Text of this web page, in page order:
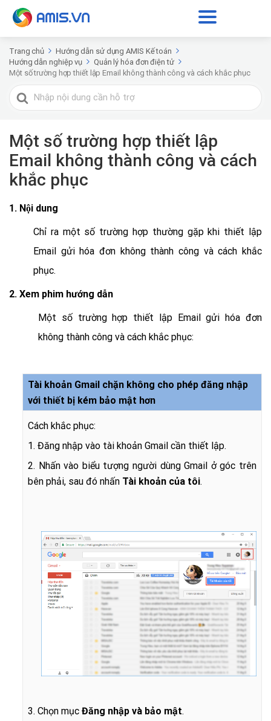
Trang chủ
Hướng dẫn sử dụng AMIS Kế toán
Hướng dẫn nghiệp vụ
Quản lý hóa đơn điện tử
Một số trường hợp thiết lập Email không thành công và cách khắc phục
Tìm
kiếm
Một số trường hợp thiết lập
Email không thành công và cách
khắc phục
1. Nội dung
Chỉ ra một số trường hợp thường gặp khi thiết lập
Email gửi hóa đơn không thành công và cách khắc
phục.
2. Xem phim hướng dẫn
Một số trường hợp thiết lập Email gửi hóa đơn
không thành công và cách khắc phục:
Tài khoản Gmail chặn không cho phép đăng nhập
với thiết bị kém bảo mật hơn
Cách khắc phục:
1. Đăng nhập vào tài khoản Gmail cần thiết lập.
2. Nhấn vào biểu tượng người dùng Gmail ở góc trên
bên phải, sau đó nhấn Tài khoản của tôi.
3. Chọn mục Đăng nhập và bảo mật.